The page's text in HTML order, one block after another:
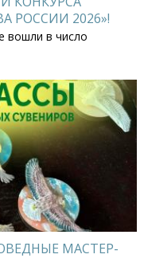
РОССИИ 2026»!
вошли в число
МАСТЕР-